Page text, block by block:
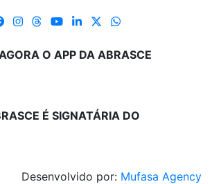
O APP DA ABRASCE
É SIGNATÁRIA DO
Desenvolvido por: Mufasa Agency